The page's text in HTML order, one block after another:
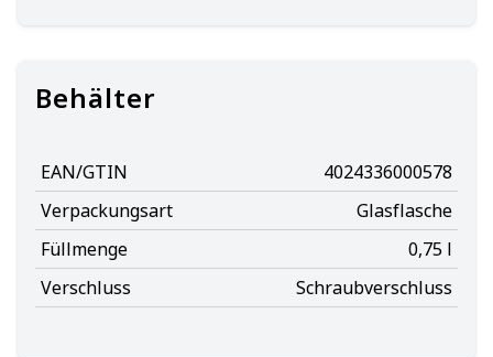
Behälter
EAN/GTIN
4024336000578
Verpackungsart
Glasflasche
Füllmenge
0,75 l
Verschluss
Schraubverschluss